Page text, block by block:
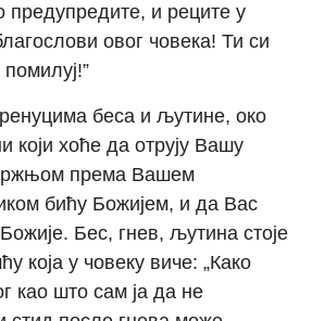
и реците у
овог човека! Ти си
беса и љутине, око
који хоће да отрују Вашу
према Вашем
бићу Божијем, и да Вас
Бес, гнев, љутина стоје
која у човеку виче: „Како
као што сам ја да не